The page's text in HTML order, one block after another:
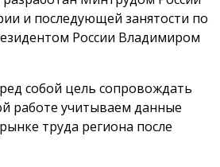
и последующей занятости по
России Владимиром
собой цель сопровождать
работе учитываем данные
труда региона после